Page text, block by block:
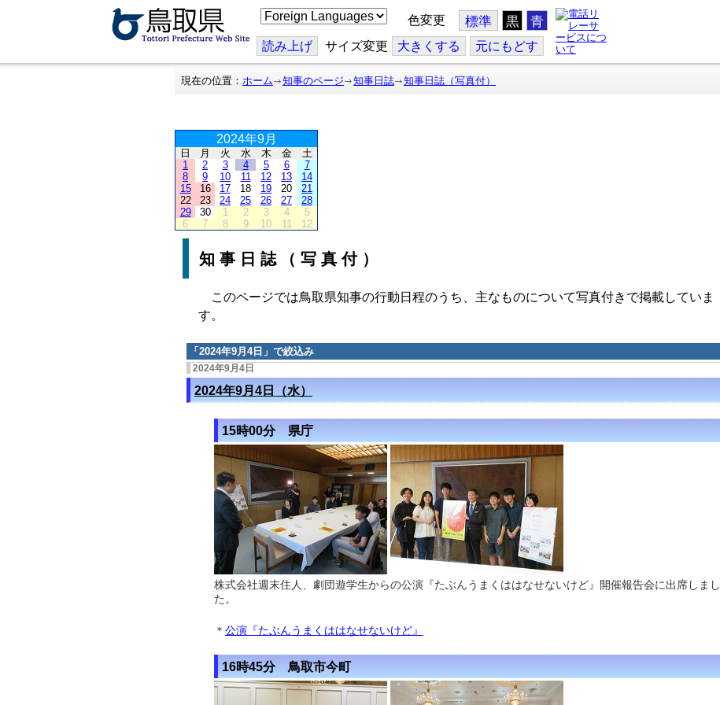
こ
の
ジ
を
翻
色変更 標準 黒 青
読み上げ サイズ変更 大きくする 元にもどす
現在の位置： ホーム 知事のページ 知事日誌 知事日誌（写真付）
2024年9月
日 月 火 水 木 金
土
1
2 3 4 5 6
7
8
9 10 11 12 13
14
15
16 17 18 19 20
21
22
23 24 25 26 27
28
29
30 1 2 3 4
5
6
7 8 9 10 11 12
知事日誌（写真付）
このページでは鳥取県知事の行動日程のうち、主なものについて写真付きで掲載していま
す。
「 2024年9月4日 」で絞込み
2024年9月4日
2024年9月4日（水）
15時00分 県庁
株式会社週末住人、劇団遊学生からの公演『たぶんうまくははなせないけど』開催報告会に出席しまし
た。
＊ 公演『たぶんうまくははなせないけど』
16時45分 鳥取市今町